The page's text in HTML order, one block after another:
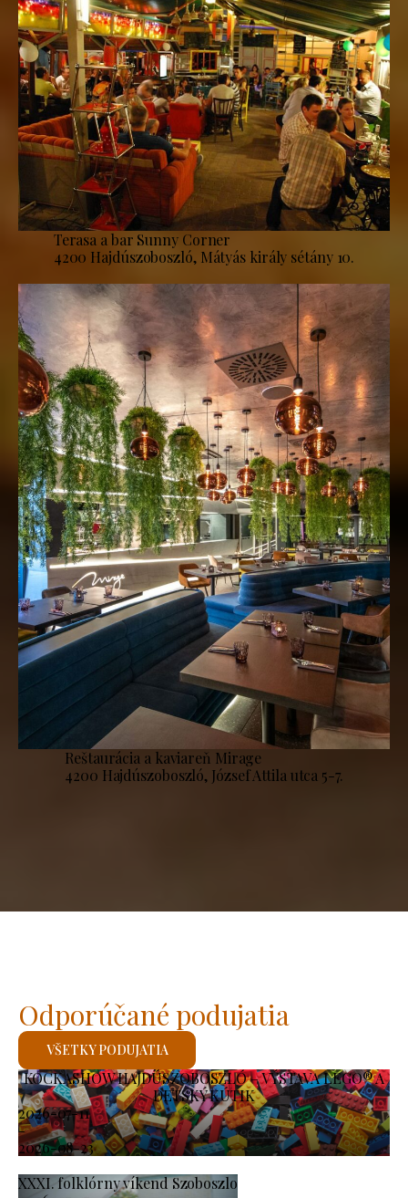
Terasa a bar Sunny Corner
4200 Hajdúszoboszló, Mátyás király sétány 10.
Reštaurácia a kaviareň Mirage
4200 Hajdúszoboszló, József Attila utca 5-7.
KOCKASHOW HAJDÚSZOBOSZLÓ – VÝSTAVA LEGO® A
DETSKÝ KÚTIK
2026-07-11
-
2026-08-23
XXXI. folklórny víkend Szoboszlo
Odporúčané podujatia
VŠETKY PODUJATIA